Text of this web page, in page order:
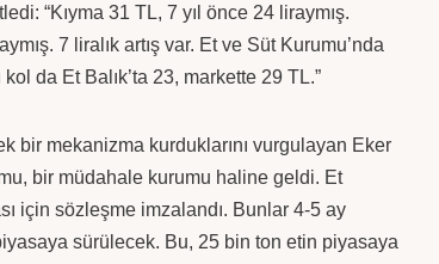
“Kıyma 31 TL, 7 yıl önce 24 liraymış.
7 liralık artış var. Et ve Süt Kurumu’nda
da Et Balık’ta 23, markette 29 TL.”
bir mekanizma kurduklarını vurgulayan Eker
bir müdahale kurumu haline geldi. Et
için sözleşme imzalandı. Bunlar 4-5 ay
sürülecek. Bu, 25 bin ton etin piyasaya